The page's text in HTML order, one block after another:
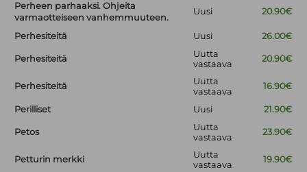
Perheen parhaaksi. Ohjeita
varmaotteiseen vanhemmuuteen.
Uusi 20.90€
Perhesiteitä Uusi 26.00€
Perhesiteitä
Uutta
vastaava
20.90€
Perhesiteitä
Uutta
vastaava
16.90€
Perilliset Uusi 21.90€
Petos
Uutta
vastaava
23.90€
Petturin merkki
Uutta
vastaava
19.90€